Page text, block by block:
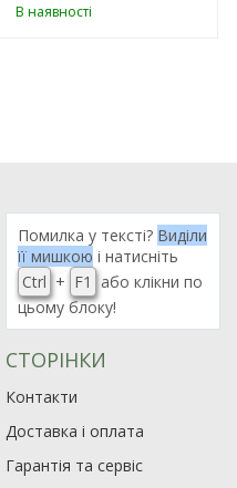
В наявності
Помилка у тексті? Виділи
її мишкою і натисніть
Ctrl + F1
або клікни по
цьому блоку!
СТОРІНКИ
Контакти
Доставка і оплата
Гарантія та сервіс